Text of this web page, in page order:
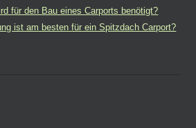
für den Bau eines Carports benötigt?
ist am besten für ein Spitzdach Carport?